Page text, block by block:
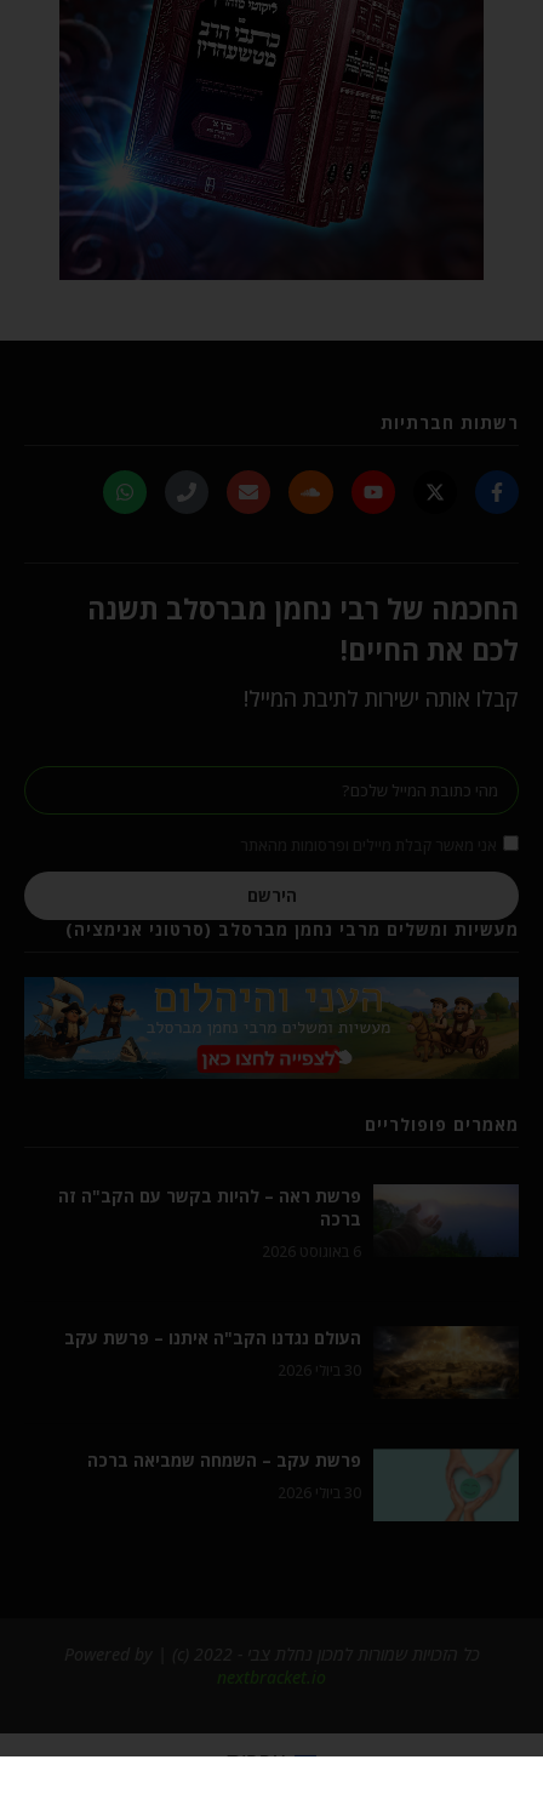
רשתות חברתיות
החכמה של רבי נחמן מברסלב תשנה
לכם את החיים!
קבלו אותה ישירות לתיבת המייל!
הירשם
מעשיות ומשלים מרבי נחמן מברסלב (סרטוני אנימציה)
מאמרים פופולריים
פרשת ראה – להיות בקשר עם הקב"ה זה
ברכה
6 באוגוסט 2026
העולם נגדנו הקב"ה איתנו – פרשת עקב
30 ביולי 2026
פרשת עקב – השמחה שמביאה ברכה
30 ביולי 2026
nextbracket.io
עברית